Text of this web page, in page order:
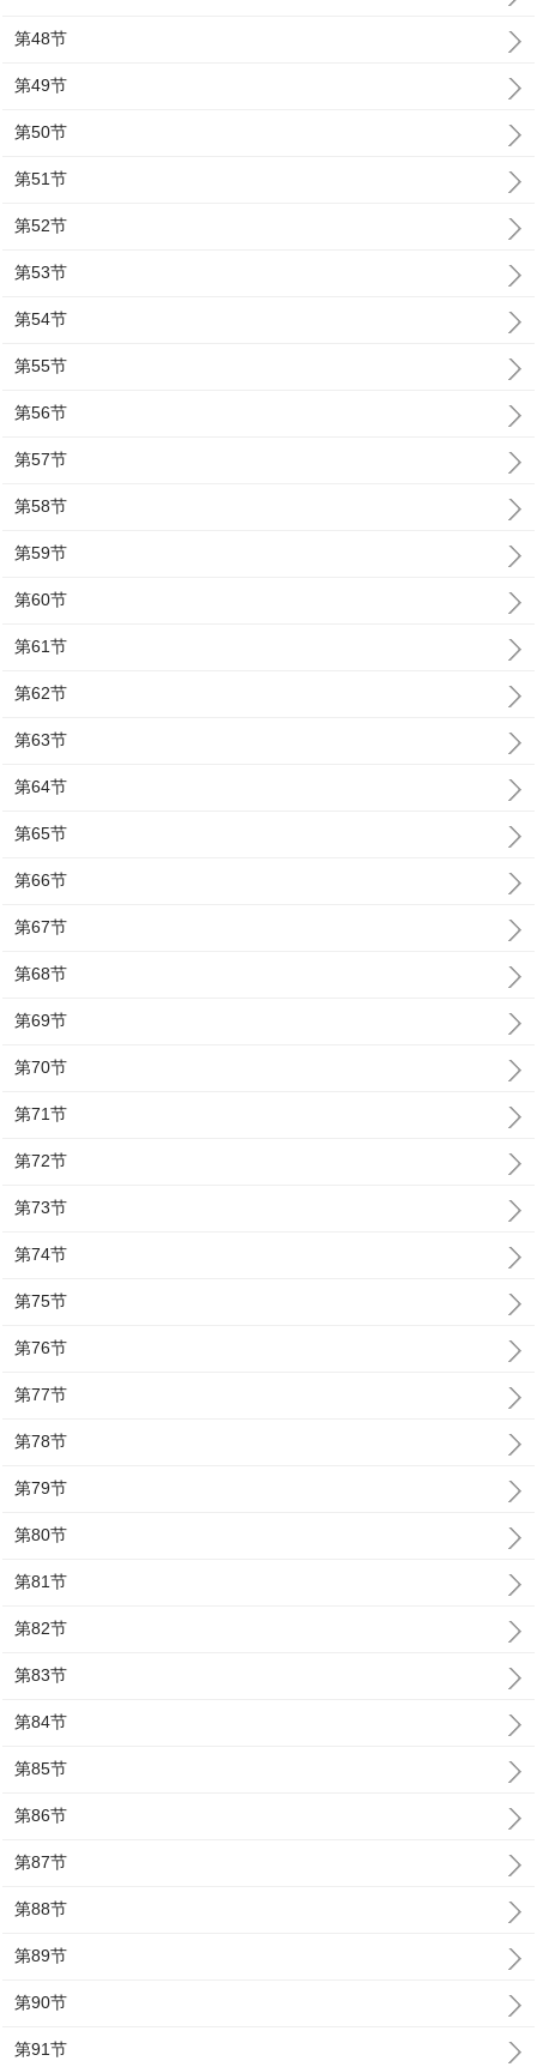
第48节
第49节
第50节
第51节
第52节
第53节
第54节
第55节
第56节
第57节
第58节
第59节
第60节
第61节
第62节
第63节
第64节
第65节
第66节
第67节
第68节
第69节
第70节
第71节
第72节
第73节
第74节
第75节
第76节
第77节
第78节
第79节
第80节
第81节
第82节
第83节
第84节
第85节
第86节
第87节
第88节
第89节
第90节
第91节